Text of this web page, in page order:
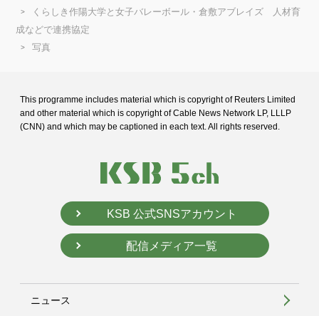
くらしき作陽大学と女子バレーボール・倉敷アブレイズ 人材育
成などで連携協定
写真
This programme includes material which is copyright of Reuters Limited
and other material which is copyright of Cable News Network LP, LLLP
(CNN) and which may be captioned in each text. All rights reserved.
KSB 公式SNSアカウント
配信メディア一覧
ニュース